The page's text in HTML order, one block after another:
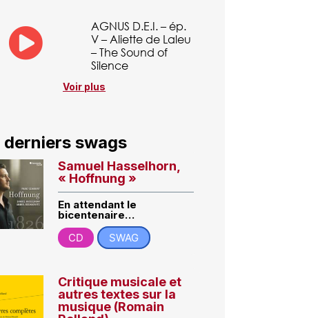
AGNUS D.E.I. – ép.
V – Aliette de Laleu
– The Sound of
Silence
Voir plus
derniers swags
Samuel Hasselhorn,
« Hoffnung »
En attendant le
bicentenaire…
CD
SWAG
Critique musicale et
autres textes sur la
musique (Romain